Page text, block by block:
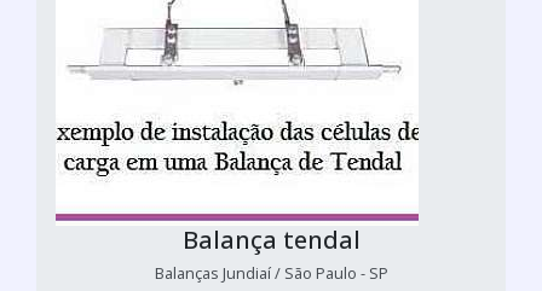
Balança tendal
Balanças Jundiaí / São Paulo - SP